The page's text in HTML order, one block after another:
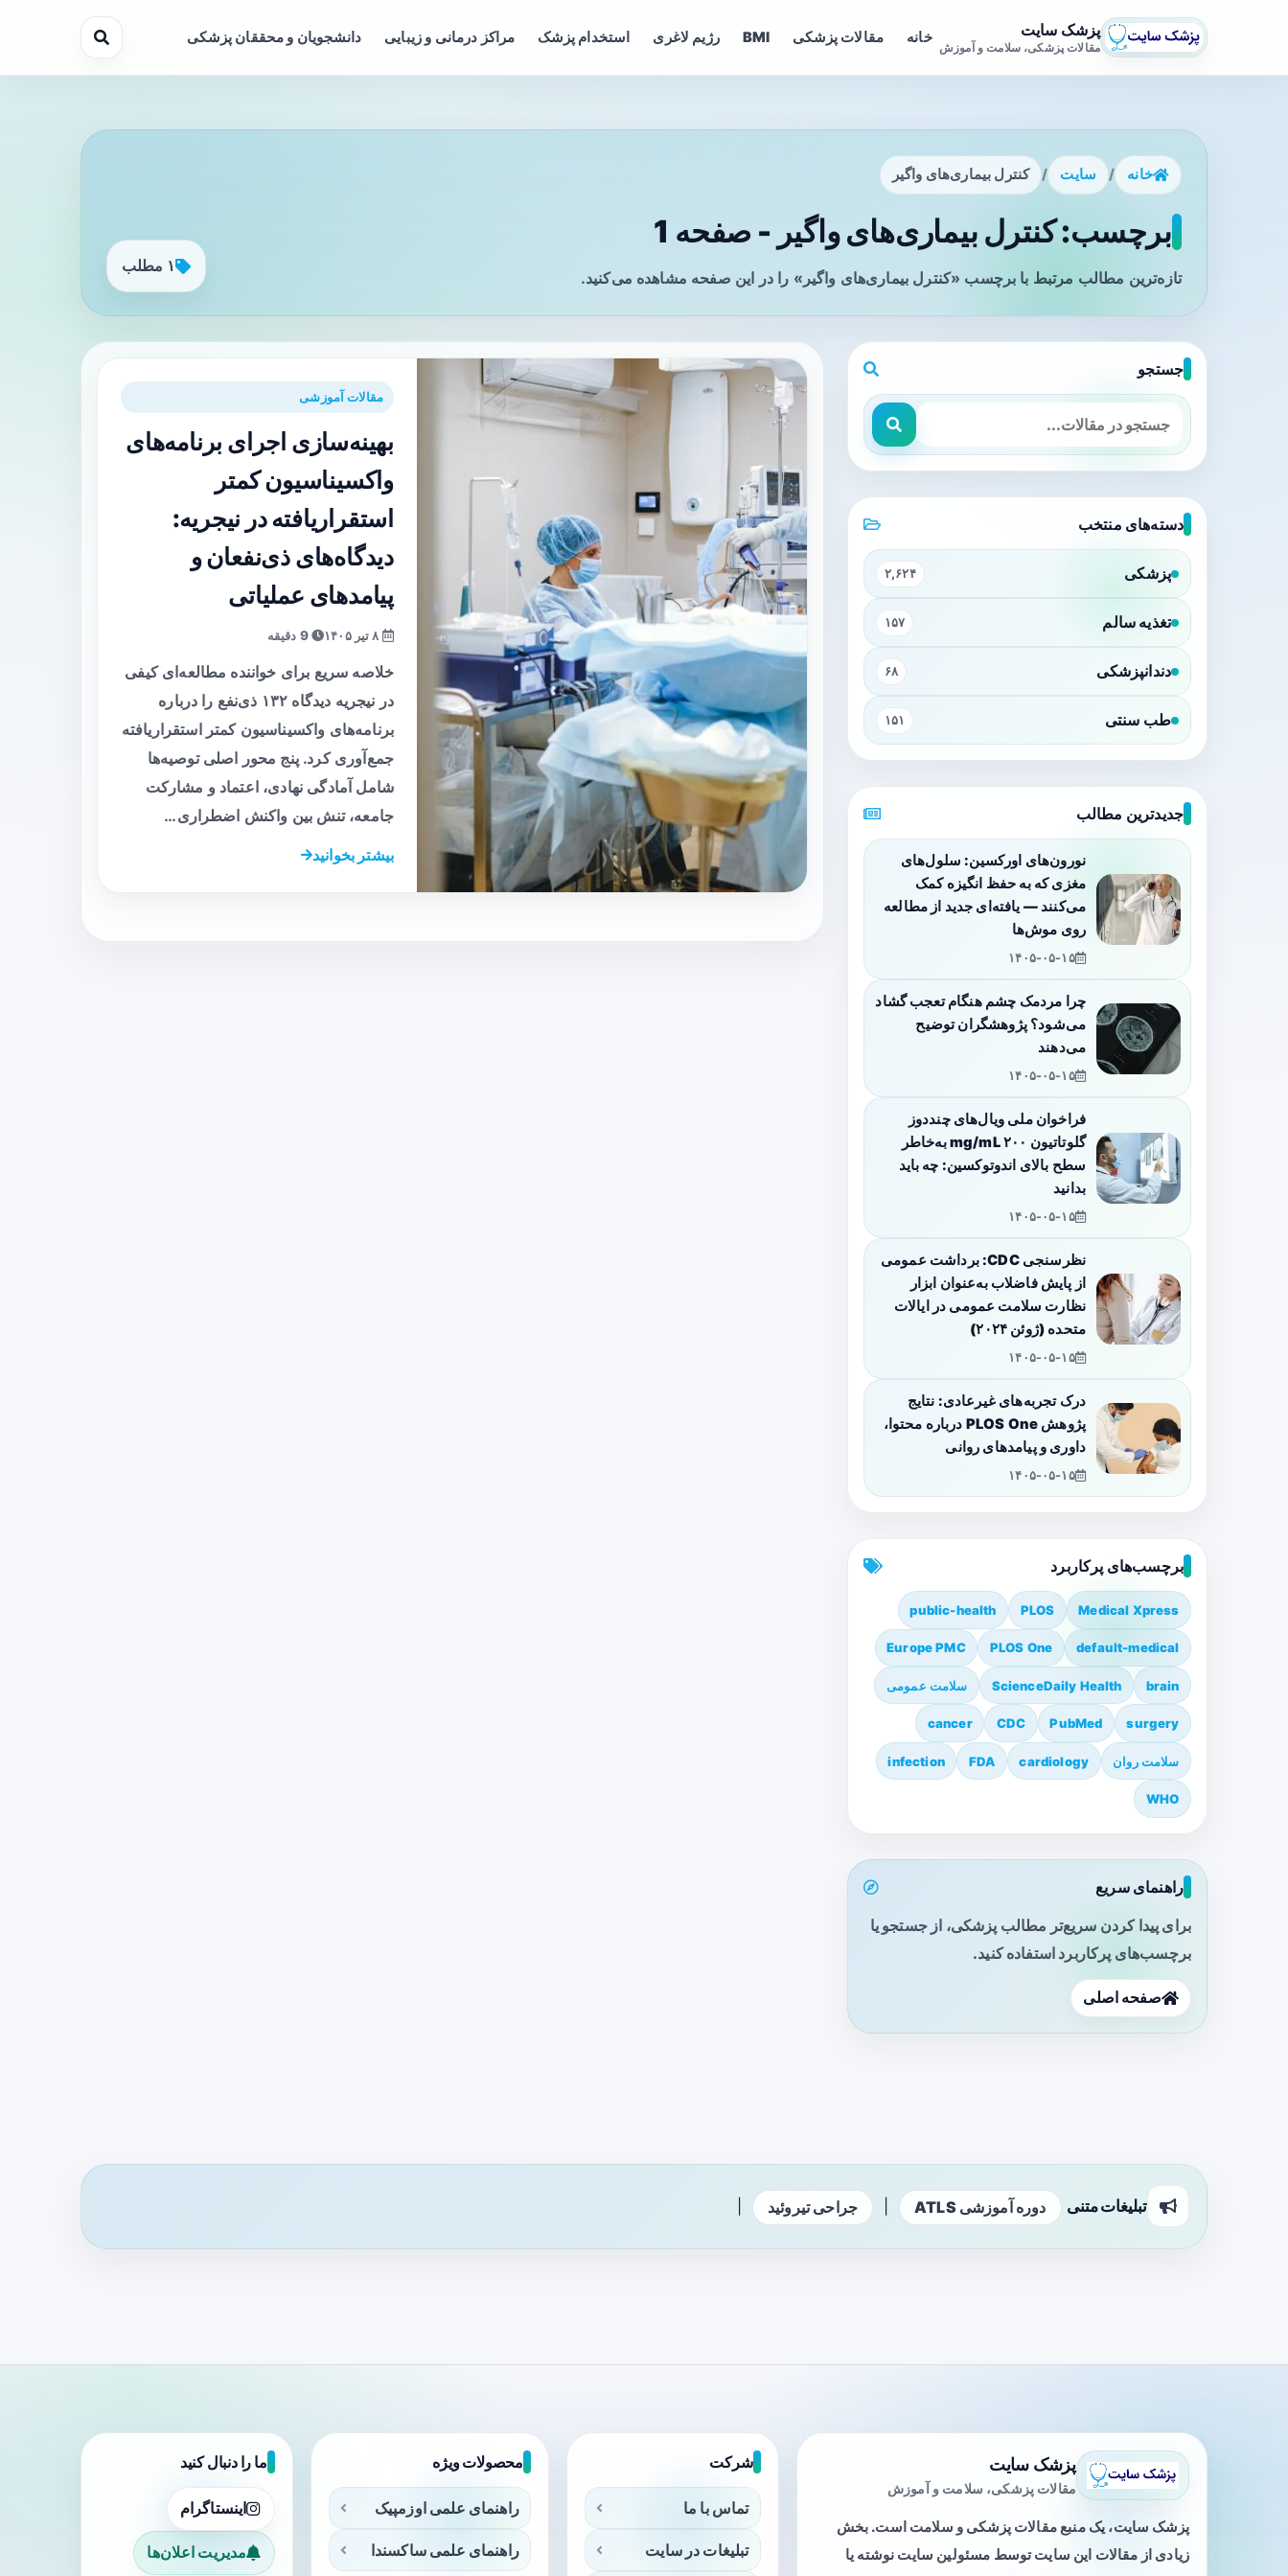
پزشک سایت
مقالات پزشکی، سلامت و آموزش
خانه مقالات پزشکی BMI رژیم لاغری استخدام پزشک مراکز درمانی و زیبایی دانشجویان و محققان پزشکی
خانه / سایت / کنترل بیماری‌های واگیر
برچسب: کنترل بیماری‌های واگیر - صفحه 1
تازه‌ترین مطالب مرتبط با برچسب «کنترل بیماری‌های واگیر» را در این صفحه مشاهده می‌کنید.
۱ مطلب
مقالات آموزشی
بهینه‌سازی اجرای برنامه‌های
واکسیناسیون کمتر
استقرار‌یافته در نیجریه:
دیدگاه‌های ذی‌نفعان و
پیامدهای عملیاتی
9 دقیقه
خلاصه سریع برای خواننده مطالعه‌ای کیفی
در نیجریه دیدگاه ۱۳۲ ذی‌نفع را درباره
برنامه‌های واکسیناسیون کمتر استقرار‌یافته
جمع‌آوری کرد. پنج محور اصلی توصیه‌ها
شامل آمادگی نهادی، اعتماد و مشارکت
جامعه، تنش بین واکنش اضطراری…
بیشتر بخوانید
جستجو
دسته‌های منتخب
پزشکی ۲,۶۲۴
تغذیه سالم ۱۵۷
دندانپزشکی ۶۸
طب سنتی ۱۵۱
جدیدترین مطالب
نورون‌های اورکسین: سلول‌های
مغزی که به حفظ انگیزه کمک
می‌کنند — یافته‌ای جدید از مطالعه
روی موش‌ها
۱۴۰۵-۰۵-۱۵
چرا مردمک چشم هنگام تعجب گشاد
می‌شود؟ پژوهشگران توضیح
می‌دهند
۱۴۰۵-۰۵-۱۵
فراخوان ملی ویال‌های چنددوز
گلوتاتیون ۲۰۰ mg/mL به‌خاطر
سطح بالای اندوتوکسین: چه باید
بدانید
۱۴۰۵-۰۵-۱۵
نظرسنجی CDC: برداشت عمومی
از پایش فاضلاب به‌عنوان ابزار
نظارت سلامت عمومی در ایالات
متحده (ژوئن ۲۰۲۴)
۱۴۰۵-۰۵-۱۵
درک تجربه‌های غیرعادی: نتایج
پژوهش PLOS One درباره محتوا،
داوری و پیامدهای روانی
۱۴۰۵-۰۵-۱۵
برچسب‌های پرکاربرد
Medical Xpress
PLOS
public-health
default-medical
PLOS One
Europe PMC
brain
ScienceDaily Health سلامت عمومی
surgery
PubMed
CDC
cancer
سلامت روان cardiology
FDA
infection
WHO
راهنمای سریع
برای پیدا کردن سریع‌تر مطالب پزشکی، از جستجو یا
برچسب‌های پرکاربرد استفاده کنید.
صفحه اصلی
تبلیغات متنی دوره آموزشی ATLS جراحی تیروئید
پزشک سایت
مقالات پزشکی، سلامت و آموزش
پزشک سایت، یک منبع مقالات پزشکی و سلامت است. بخش
زیادی از مقالات این سایت توسط مسئولین سایت نوشته یا
شرکت
تماس با ما
تبلیغات در سایت
محصولات ویژه
راهنمای علمی اوزمپیک
راهنمای علمی ساکسندا
ما را دنبال کنید
اینستاگرام
مدیریت اعلان‌ها